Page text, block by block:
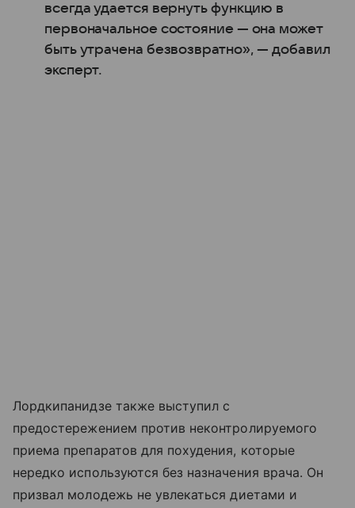
всегда удается вернуть функцию в
первоначальное состояние — она может
быть утрачена безвозвратно», — добавил
эксперт.
Лордкипанидзе также выступил с
предостережением против неконтролируемого
приема препаратов для похудения, которые
нередко используются без назначения врача. Он
призвал молодежь не увлекаться диетами и